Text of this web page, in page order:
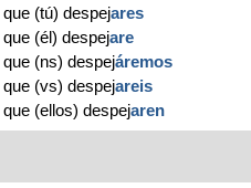
que (tú) despejares
que (él) despejare
que (ns) despejáremos
que (vs) despejareis
que (ellos) despejaren